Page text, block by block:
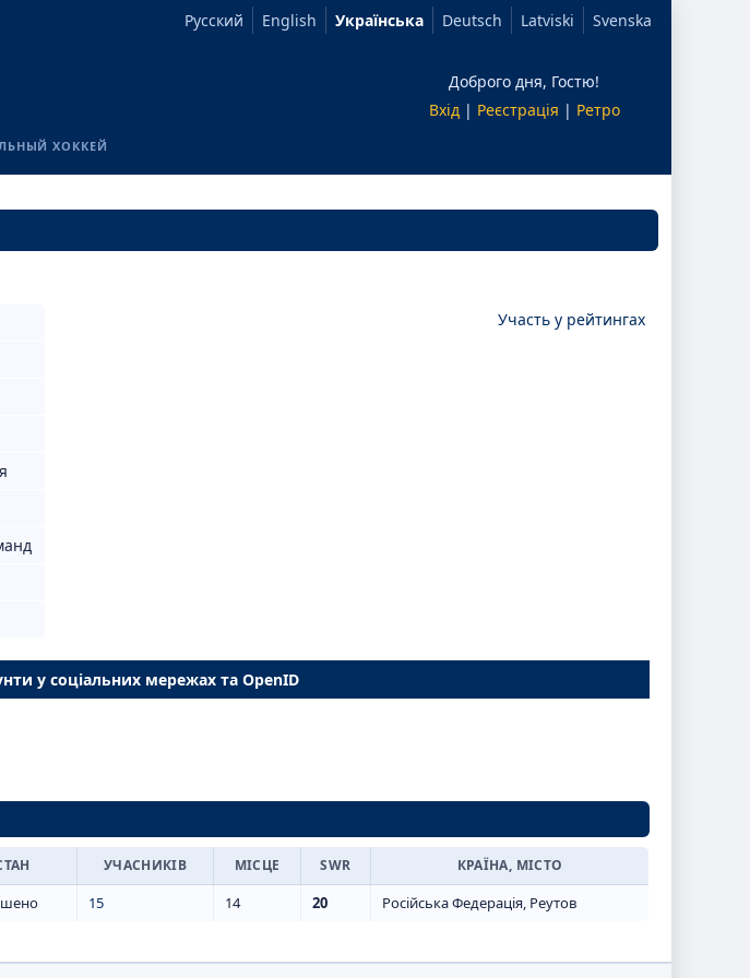
Русский English Українська Deutsch Latviski Svenska
Доброго дня, Гостю!
Вхід| Реєстрація | Ретро
ХОККЕЙ
Участь у рейтингах
у соціальних мережах та OpenID
УЧАСНИКІВ МІСЦЕ SWR КРАЇНА, МІСТО
15 14 20 Російська Федерація, Реутов